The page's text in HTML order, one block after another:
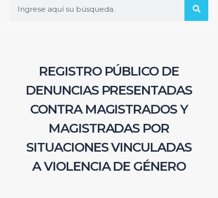
REGISTRO PÚBLICO DE
DENUNCIAS PRESENTADAS
CONTRA MAGISTRADOS Y
MAGISTRADAS POR
SITUACIONES VINCULADAS
A VIOLENCIA DE GÉNERO